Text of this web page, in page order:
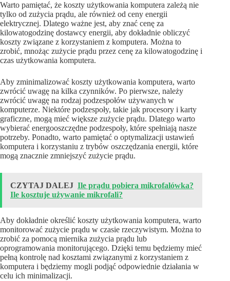
Warto pamiętać, że koszty użytkowania komputera zależą nie
tylko od zużycia prądu, ale również od ceny energii
elektrycznej. Dlatego ważne jest, aby znać cenę za
kilowatogodzinę dostawcy energii, aby dokładnie obliczyć
koszty związane z korzystaniem z komputera. Można to
zrobić, mnożąc zużycie prądu przez cenę za kilowatogodzinę i
czas użytkowania komputera.
Aby zminimalizować koszty użytkowania komputera, warto
zwrócić uwagę na kilka czynników. Po pierwsze, należy
zwrócić uwagę na rodzaj podzespołów używanych w
komputerze. Niektóre podzespoły, takie jak procesory i karty
graficzne, mogą mieć większe zużycie prądu. Dlatego warto
wybierać energooszczędne podzespoły, które spełniają nasze
potrzeby. Ponadto, warto pamiętać o optymalizacji ustawień
komputera i korzystaniu z trybów oszczędzania energii, które
mogą znacznie zmniejszyć zużycie prądu.
CZYTAJ DALEJ Ile prądu pobiera mikrofalówka?
Ile kosztuje używanie mikrofali?
Aby dokładnie określić koszty użytkowania komputera, warto
monitorować zużycie prądu w czasie rzeczywistym. Można to
zrobić za pomocą miernika zużycia prądu lub
oprogramowania monitorującego. Dzięki temu będziemy mieć
pełną kontrolę nad kosztami związanymi z korzystaniem z
komputera i będziemy mogli podjąć odpowiednie działania w
celu ich minimalizacji.